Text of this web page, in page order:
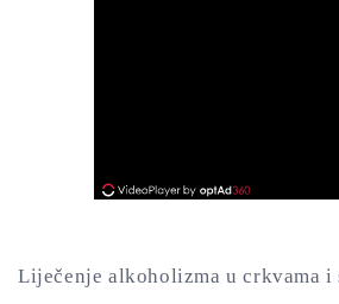
Liječenje alkoholizma u crkvama i